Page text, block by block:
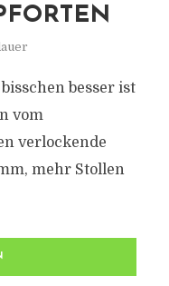
besser ist
vom
verlockende
mehr Stollen